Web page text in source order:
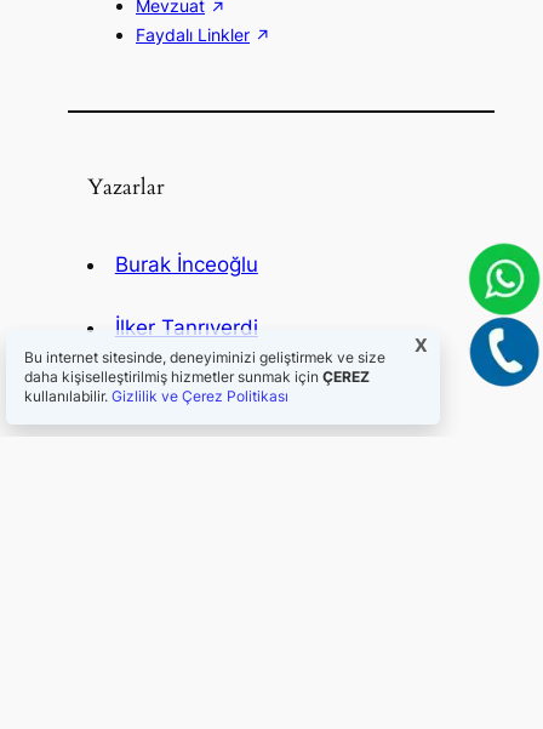
Mevzuat
Faydalı Linkler
Yazarlar
Burak İnceoğlu
İlker Tanrıverdi
Bu internet sitesinde, deneyiminizi geliştirmek ve size
daha kişiselleştirilmiş hizmetler sunmak için ÇEREZ
kullanılabilir. Gizlilik ve Çerez Politikası
X